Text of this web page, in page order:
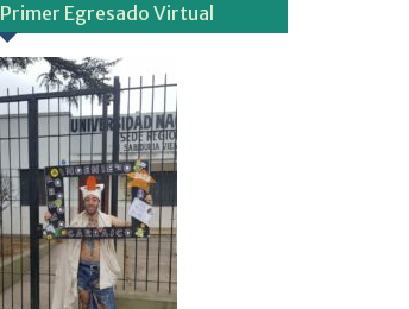
Primer Egresado Virtual